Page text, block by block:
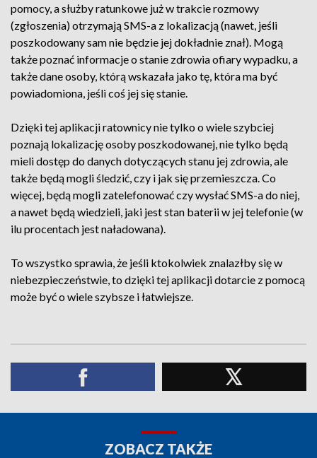
pomocy, a służby ratunkowe już w trakcie rozmowy
(zgłoszenia) otrzymają SMS-a z lokalizacją (nawet, jeśli
poszkodowany sam nie będzie jej dokładnie znał). Mogą
także poznać informacje o stanie zdrowia ofiary wypadku, a
także dane osoby, którą wskazała jako tę, która ma być
powiadomiona, jeśli coś jej się stanie.
Dzięki tej aplikacji ratownicy nie tylko o wiele szybciej
poznają lokalizację osoby poszkodowanej, nie tylko będą
mieli dostęp do danych dotyczących stanu jej zdrowia, ale
także będą mogli śledzić, czy i jak się przemieszcza. Co
więcej, będą mogli zatelefonować czy wysłać SMS-a do niej,
a nawet będą wiedzieli, jaki jest stan baterii w jej telefonie (w
ilu procentach jest naładowana).
To wszystko sprawia, że jeśli ktokolwiek znalazłby się w
niebezpieczeństwie, to dzięki tej aplikacji dotarcie z pomocą
może być o wiele szybsze i łatwiejsze.
ZOBACZ TAKŻE